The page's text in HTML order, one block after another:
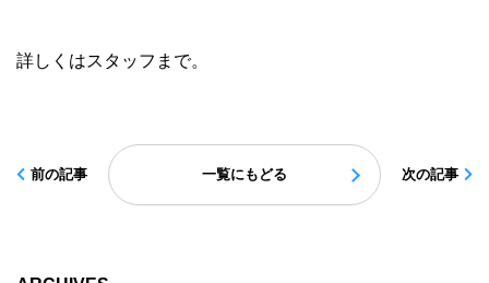
詳しくはスタッフまで。
前の記事 一覧にもどる 次の記事